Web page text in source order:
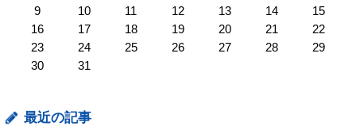
9
10 11 12 13 14
15
16
17 18 19 20 21
22
23
24 25 26 27 28
29
30
31
最近の記事